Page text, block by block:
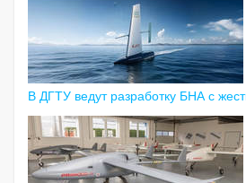
В ДГТУ ведут разработку БНА с